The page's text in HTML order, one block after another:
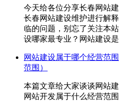
今天给各位分享长春网站
长春网站建设维护进行解
临的问题，别忘了关注本
设哪家最专业？网站建设
网站建设属于哪个经营范
范围）
本篇文章给大家谈谈网站
网站开发属于什么经营范